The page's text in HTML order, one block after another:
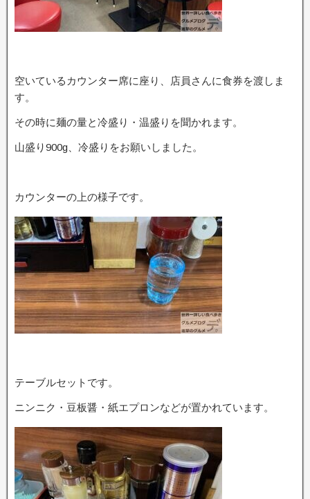
空いているカウンター席に座り、店員さんに食券を渡しま
す。
その時に麺の量と冷盛り・温盛りを聞かれます。
山盛り900g、冷盛りをお願いしました。
カウンターの上の様子です。
テーブルセットです。
ニンニク・豆板醤・紙エプロンなどが置かれています。